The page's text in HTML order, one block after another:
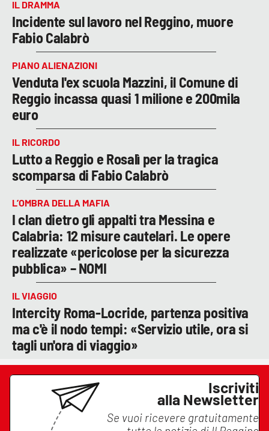
IL DRAMMA
Incidente sul lavoro nel Reggino, muore
Fabio Calabrò
PIANO ALIENAZIONI
Venduta l'ex scuola Mazzini, il Comune di
Reggio incassa quasi 1 milione e 200mila
euro
IL RICORDO
Lutto a Reggio e Rosalì per la tragica
scomparsa di Fabio Calabrò
L’OMBRA DELLA MAFIA
I clan dietro gli appalti tra Messina e
Calabria: 12 misure cautelari. Le opere
realizzate «pericolose per la sicurezza
pubblica» – NOMI
IL VIAGGIO
Intercity Roma-Locride, partenza positiva
ma c'è il nodo tempi: «Servizio utile, ora si
tagli un'ora di viaggio»
Iscriviti
alla Newsletter
Se vuoi ricevere gratuitamente